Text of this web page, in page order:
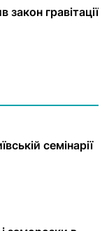
закон гравітації
семінарії